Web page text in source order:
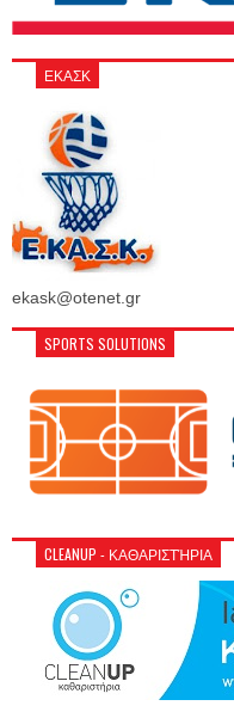
ΕΚΑΣΚ
ekask@otenet.gr
SPORTS SOLUTIONS
CLEANUP - ΚΑΘΑΡΙΣΤΉΡΙΑ